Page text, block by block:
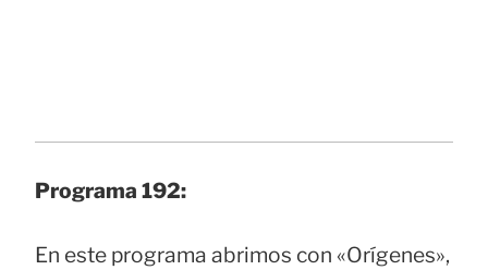
Programa 192:
En este programa abrimos con «Orígenes»,